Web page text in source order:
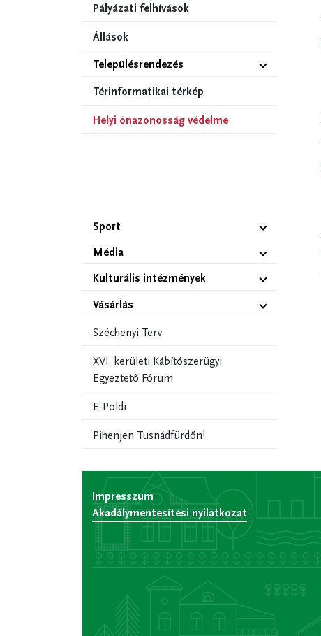
Pályázati felhívások
Állások
Településrendezés
Térinformatikai térkép
Helyi önazonosság védelme
Sport
Média
Kulturális intézmények
Vásárlás
Széchenyi Terv
XVI. kerületi Kábítószerügyi
Egyeztető Fórum
E-Poldi
Pihenjen Tusnádfürdőn!
Impresszum
Akadálymentesítési nyilatkozat